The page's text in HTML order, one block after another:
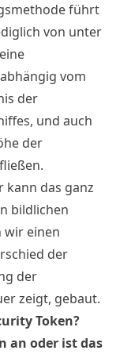
führt
von unter
vom
der
und auch
der
kann das ganz
bildlichen
wir einen
der
der
zeigt, gebaut.
Token?
an oder ist das